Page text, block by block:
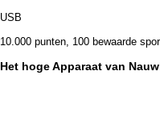
USB
10.000 punten, 100 bewaarde
Het hoge Apparaat van